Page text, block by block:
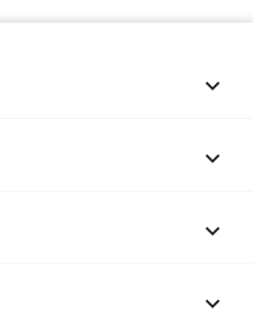



